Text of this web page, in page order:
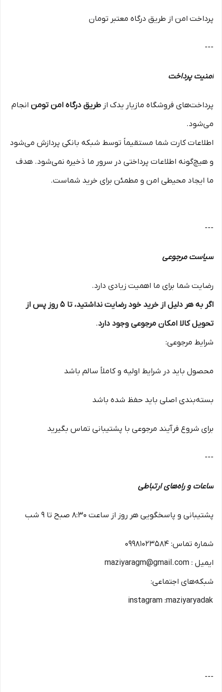
پرداخت امن از طریق درگاه معتبر تومان
---
امنیت پرداخت
پرداخت‌های فروشگاه مازیار یدک از طریق درگاه امن تومن انجام
می‌شود.
اطلاعات کارت شما مستقیماً توسط شبکه بانکی پردازش می‌شود
و هیچ‌گونه اطلاعات پرداختی در سرور ما ذخیره نمی‌شود. هدف
ما ایجاد محیطی امن و مطمئن برای خرید شماست.
---
سیاست مرجوعی
رضایت شما برای ما اهمیت زیادی دارد.
اگر به هر دلیل از خرید خود رضایت نداشتید، تا ۵ روز پس از
تحویل کالا امکان مرجوعی وجود دارد.
شرایط مرجوعی:
محصول باید در شرایط اولیه و کاملاً سالم باشد
بسته‌بندی اصلی باید حفظ شده باشد
برای شروع فرآیند مرجوعی با پشتیبانی تماس بگیرید
---
ساعات و راه‌های ارتباطی
پشتیبانی و پاسخگویی هر روز از ساعت ۸:۳۰ صبح تا ۹ شب
شماره تماس: ۰۹۹۸۱۰۲۳۵۸۴
ایمیل : maziyaragm@gmail.com
شبکه‌های اجتماعی:
---